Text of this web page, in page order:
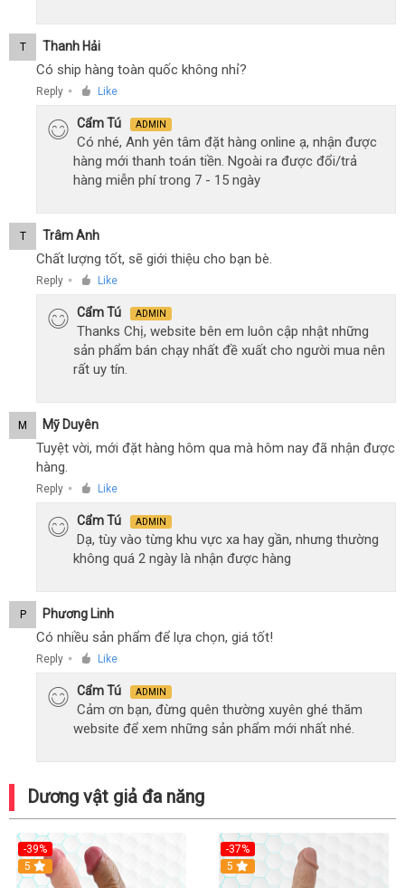
T Thanh Hải
Có ship hàng toàn quốc không nhỉ?
Reply ● Like
Cẩm Tú ADMIN
Có nhé, Anh yên tâm đặt hàng online ạ, nhận được
hàng mới thanh toán tiền. Ngoài ra được đổi/trả
hàng miễn phí trong 7 - 15 ngày
T Trâm Anh
Chất lượng tốt, sẽ giới thiệu cho bạn bè.
Reply ● Like
Cẩm Tú ADMIN
Thanks Chị, website bên em luôn cập nhật những
sản phẩm bán chạy nhất đề xuất cho người mua nên
rất uy tín.
M Mỹ Duyên
Tuyệt vời, mới đặt hàng hôm qua mà hôm nay đã nhận được
hàng.
Reply ● Like
Cẩm Tú ADMIN
Dạ, tùy vào từng khu vực xa hay gần, nhưng thường
không quá 2 ngày là nhận được hàng
P Phương Linh
Có nhiều sản phẩm để lựa chọn, giá tốt!
Reply ● Like
Cẩm Tú ADMIN
Cảm ơn bạn, đừng quên thường xuyên ghé thăm
website để xem những sản phẩm mới nhất nhé.
Dương vật giả đa năng
-39%
Hot
5
-37%
5